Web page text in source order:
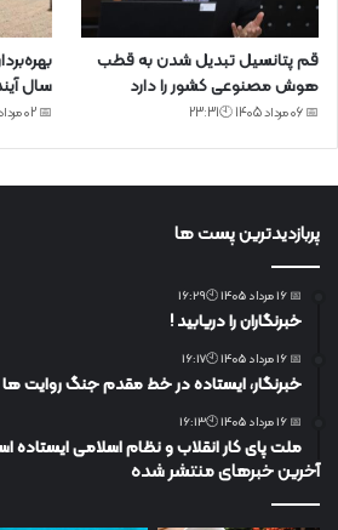
قم پتانسیل تبدیل شدن به قطب
هوش مصنوعی کشور را دارد
📅 06 مرداد 1405 🕙23:31
سال
📅 02 مرداد 1405 🕙18:47
پربازدیدترین پست ها
📅 16 مرداد 1405 🕙16:29
خبرنگاران را دریابید !
📅 16 مرداد 1405 🕙16:17
خبرنگار، ایستاده در خط مقدم جنگ روایت ها
📅 16 مرداد 1405 🕙16:13
ملت پای کار انقلاب و نظام اسلامی ایستاده
آخرین خبرهای منتشر شده